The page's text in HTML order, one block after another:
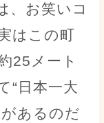
、お笑いコ
はこの町
25メート
“日本一大
あるのだ